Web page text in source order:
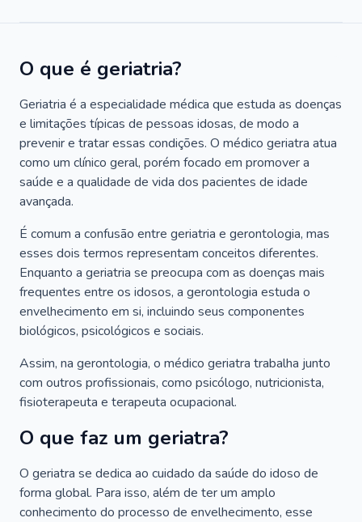
O que é geriatria?
Geriatria é a especialidade médica que estuda as doenças
e limitações típicas de pessoas idosas, de modo a
prevenir e tratar essas condições. O médico geriatra atua
como um clínico geral, porém focado em promover a
saúde e a qualidade de vida dos pacientes de idade
avançada.
É comum a confusão entre geriatria e gerontologia, mas
esses dois termos representam conceitos diferentes.
Enquanto a geriatria se preocupa com as doenças mais
frequentes entre os idosos, a gerontologia estuda o
envelhecimento em si, incluindo seus componentes
biológicos, psicológicos e sociais.
Assim, na gerontologia, o médico geriatra trabalha junto
com outros profissionais, como psicólogo, nutricionista,
fisioterapeuta e terapeuta ocupacional.
O que faz um geriatra?
O geriatra se dedica ao cuidado da saúde do idoso de
forma global. Para isso, além de ter um amplo
conhecimento do processo de envelhecimento, esse